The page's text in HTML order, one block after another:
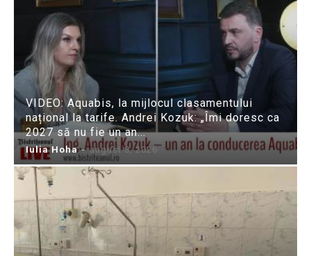
VIDEO: Aquabis, la mijlocul clasamentului
național la tarife. Andrei Kozuk: „Îmi doresc ca
2027 să nu fie un an...
Iulia Hoha - august 8, 2026